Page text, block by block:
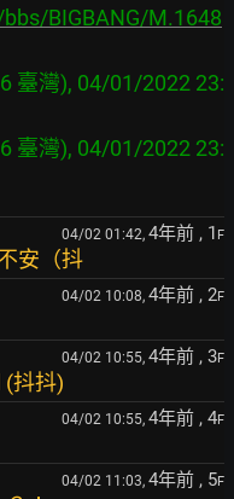
BIGBANG/M.1648
臺灣), 04/01/2022 23:
臺灣), 04/01/2022 23:
04/02 01:42, 4年前 , 1 F
安（抖
04/02 10:08, 4年前 , 2F
04/02 10:55, 4年前 , 3F
(抖抖)
04/02 10:55, 4年前 , 4F
04/02 11:03, 4年前 , 5F